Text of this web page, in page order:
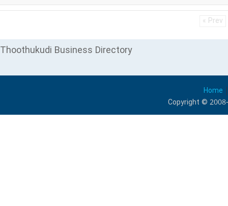
« Prev
Thoothukudi Business Directory
Home
Copyright ©